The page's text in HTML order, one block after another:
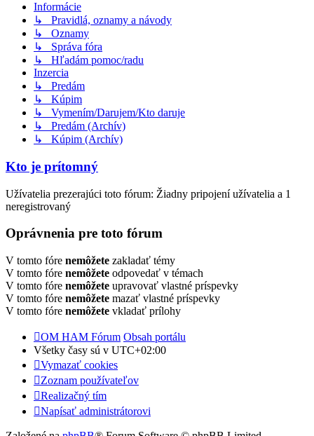
Informácie
↳ Pravidlá, oznamy a návody
↳ Oznamy
↳ Správa fóra
↳ Hľadám pomoc/radu
Inzercia
↳ Predám
↳ Kúpim
↳ Vymením/Darujem/Kto daruje
↳ Predám (Archív)
↳ Kúpim (Archív)
Kto je prítomný
Užívatelia prezerajúci toto fórum: Žiadny pripojení užívatelia a 1
neregistrovaný
Oprávnenia pre toto fórum
V tomto fóre nemôžete zakladať témy
V tomto fóre nemôžete odpovedať v témach
V tomto fóre nemôžete upravovať vlastné príspevky
V tomto fóre nemôžete mazať vlastné príspevky
V tomto fóre nemôžete vkladať prílohy
OM HAM Fórum Obsah portálu
Všetky časy sú v UTC+02:00
Vymazať cookies
Zoznam používateľov
Realizačný tím
Napísať administrátorovi